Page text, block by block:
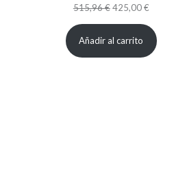
515,96€El
precio
original
425,00€El
precio
actual
Añadir al carrito